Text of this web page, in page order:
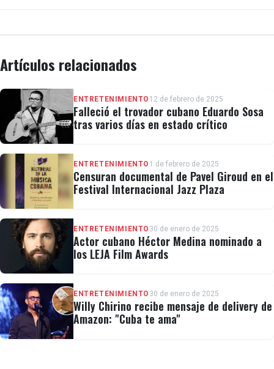
Artículos relacionados
ENTRETENIMIENTO 12 de febrero de 2025
Falleció el trovador cubano Eduardo Sosa
tras varios días en estado crítico
ENTRETENIMIENTO 1 de febrero de 2025
Censuran documental de Pavel Giroud en el
Festival Internacional Jazz Plaza
ENTRETENIMIENTO 30 de enero de 2025
Actor cubano Héctor Medina nominado a
los LEJA Film Awards
ENTRETENIMIENTO 30 de enero de 2025
Willy Chirino recibe mensaje de delivery de
Amazon: "Cuba te ama"